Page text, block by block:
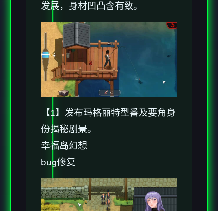
发展，身材凹凸含有致。
【1】发布玛格丽特型番及要角身
份揭秘剧景。
幸福岛幻想
bug修复